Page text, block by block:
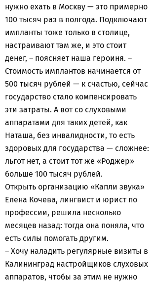
нужно ехать в Москву — это примерно
100 тысяч раз в полгода. Подключают
импланты тоже только в столице,
настраивают там же, и это стоит
денег, – поясняет наша героиня. –
Стоимость имплантов начинается от
500 тысяч рублей — к счастью, сейчас
государство стало компенсировать
эти затраты. А вот со слуховыми
аппаратами для таких детей, как
Наташа, без инвалидности, то есть
здоровых для государства — сложнее:
льгот нет, а стоит тот же «Роджер»
больше 100 тысяч рублей.
Открыть организацию «Капли звука»
Елена Кочева, лингвист и юрист по
профессии, решила несколько
месяцев назад: тогда она поняла, что
есть силы помогать другим.
– Хочу наладить регулярные визиты в
Калининград настройщиков слуховых
аппаратов, чтобы за этим не нужно